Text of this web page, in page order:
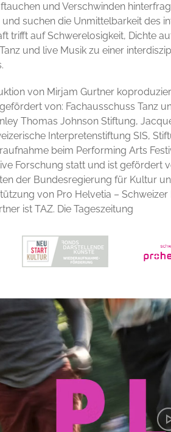
und Verschwinden
und suchen die Unmittelbarkeit des
trifft auf Schwerelosigkeit, Dichte
und live Musik zu einer
von Mirjam Gurtner
von: Fachausschuss Tanz
Thomas Johnson Stiftung,
Interpretenstiftung SIS,
beim Performing Arts
Forschung statt und ist gefördert
der Bundesregierung für Kultur
von Pro Helvetia –
ist TAZ. Die Tageszeitung